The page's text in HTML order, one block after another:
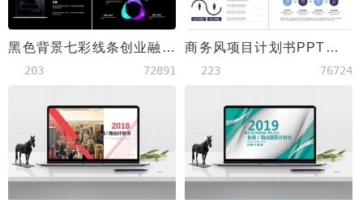
黑色背景七彩线条创业融资PPT模板
203 72891
商务风项目计划书PPT模板
223 76724